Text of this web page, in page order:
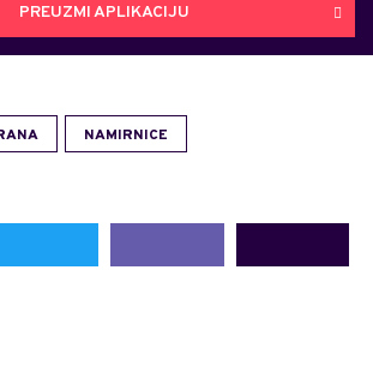
PREUZMI APLIKACIJU
NAMIRNICE